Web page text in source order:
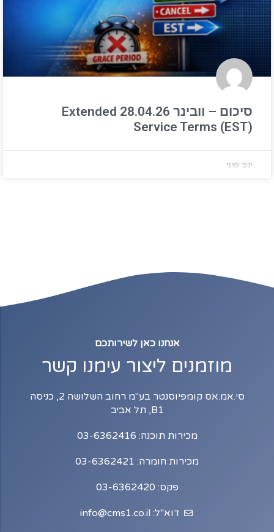
סיכום – וובינר 28.04.26 Extended
Service Terms (EST)
יניב ימיני
אנחנו כאן לשירותכם
מוזמנים ליצור עימנו קשר
סי.אמ.אס קומפיוסנטר בע"מ רחוב השלושה 2, כניסה
B1, תל אביב
מכירות תוכנה: 03-6362416
מכירות חומרה: 03-6362421
פקס: 03-6362420
דוא"ל: info@cms1.co.il